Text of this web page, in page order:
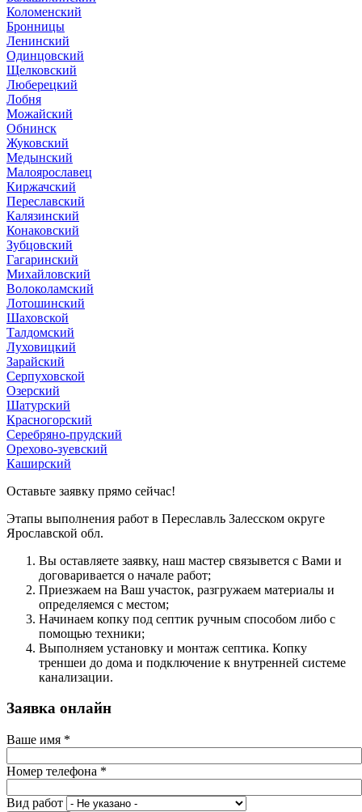
Коломенский
Бронницы
Ленинский
Одинцовский
Щелковский
Люберецкий
Лобня
Можайский
Обнинск
Жуковский
Медынский
Малоярославец
Киржачский
Переславский
Калязинский
Конаковский
Зубцовский
Гагаринский
Михайловский
Волоколамский
Лотошинский
Шаховской
Талдомский
Луховицкий
Зарайский
Серпуховской
Озерский
Шатурский
Красногорский
Серебряно-прудский
Орехово-зуевский
Каширский
Оставьте заявку прямо сейчас!
Этапы выполнения работ в Переславль Залесском округе
Ярославской обл.
Вы оcтавляете заявку, наш мастер связывется с Вами и
договаривается о начале работ;
Приезжаем на Ваш участок, разгружаем материалы и
определяемся с местом;
Начинаем копку под септик ручным способом либо с
помощью техники;
Выполняем установку и монтаж септика. Копку
треншеи до дома и подключение к внутренней системе
канализации.
Заявка онлайн
Ваше имя *
Номер телефона *
Вид работ